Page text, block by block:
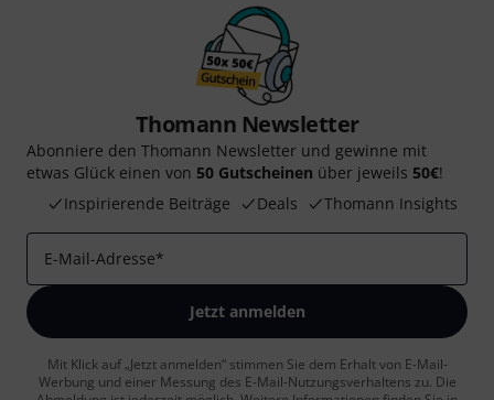
Thomann Newsletter
Abonniere den Thomann Newsletter und gewinne mit
etwas Glück einen von 50 Gutscheinen über jeweils 50€!
Inspirierende Beiträge
Deals Thomann Insights
E-Mail-Adresse*
Jetzt anmelden
Mit Klick auf „Jetzt anmelden“ stimmen Sie dem Erhalt von E-Mail-
Werbung und einer Messung des E-Mail-Nutzungsverhaltens zu. Die